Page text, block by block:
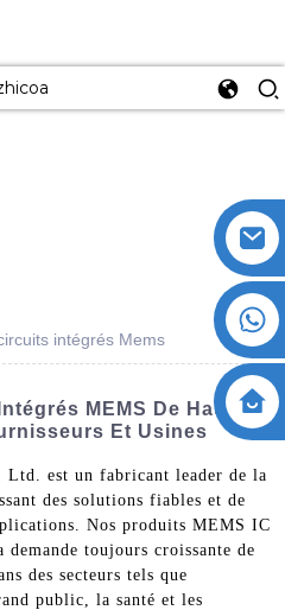
intégrés Mems
MEMS De Haute
Et Usines
est un fabricant leader de la
des solutions fiables et de
Nos produits MEMS IC
toujours croissante de
des secteurs tels que
public, la santé et les